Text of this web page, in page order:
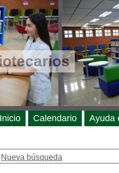
Nueva búsqueda
Inicio Calendario Ayuda